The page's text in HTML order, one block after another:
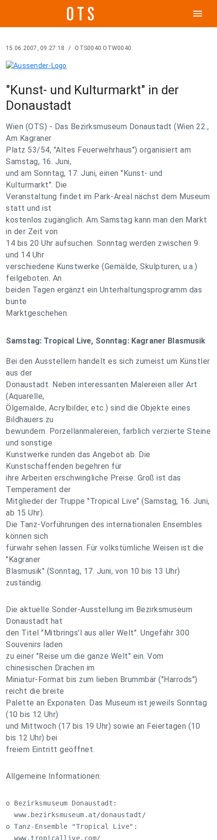
menu
15.06.2007, 09:27:18 / OTS0040 OTW0040
"Kunst- und Kulturmarkt" in der
Donaustadt
Wien (OTS) - Das Bezirksmuseum Donaustadt (Wien 22.,
Am Kagraner
Platz 53/54, "Altes Feuerwehrhaus") organisiert am
Samstag, 16. Juni,
und am Sonntag, 17. Juni, einen "Kunst- und
Kulturmarkt". Die
Veranstaltung findet im Park-Areal nächst dem Museum
statt und ist
kostenlos zugänglich. Am Samstag kann man den Markt
in der Zeit von
14 bis 20 Uhr aufsuchen. Sonntag werden zwischen 9
und 14 Uhr
verschiedene Kunstwerke (Gemälde, Skulpturen, u.a.)
feilgeboten. An
beiden Tagen ergänzt ein Unterhaltungsprogramm das
bunte
Marktgeschehen.
Samstag: Tropical Live, Sonntag: Kagraner Blasmusik
Bei den Ausstellern handelt es sich zumeist um Künstler
aus der
Donaustadt. Neben interessanten Malereien aller Art
(Aquarelle,
Ölgemälde, Acrylbilder, etc.) sind die Objekte eines
Bildhauers zu
bewundern. Porzellanmalereien, farblich verzierte Steine
und sonstige
Kunstwerke runden das Angebot ab. Die
Kunstschaffenden begehren für
ihre Arbeiten erschwingliche Preise. Groß ist das
Temperament der
Mitglieder der Truppe "Tropical Live" (Samstag, 16. Juni,
ab 15 Uhr).
Die Tanz-Vorführungen des internationalen Ensembles
können sich
fürwahr sehen lassen. Für volkstümliche Weisen ist die
"Kagraner
Blasmusik" (Sonntag, 17. Juni, von 10 bis 13 Uhr)
zuständig.
Die aktuelle Sonder-Ausstellung im Bezirksmuseum
Donaustadt hat
den Titel "Mitbrings'l aus aller Welt". Ungefähr 300
Souvenirs laden
zu einer "Reise um die ganze Welt" ein. Vom
chinesischen Drachen im
Miniatur-Format bis zum lieben Brummbär ("Harrods")
reicht die breite
Palette an Exponaten. Das Museum ist jeweils Sonntag
(10 bis 12 Uhr)
und Mittwoch (17 bis 19 Uhr) sowie an Feiertagen (10
bis 12 Uhr) bei
freiem Eintritt geöffnet.
Allgemeine Informationen:
o Bezirksmuseum Donaustadt:
  www.bezirksmuseum.at/donaustadt/
o Tanz-Ensemble "Tropical Live":
  www.tropicallive.com/